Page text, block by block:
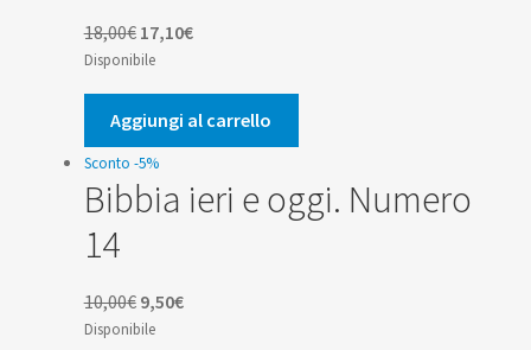
18,00€ Il
prezzo
originale
era:
18,00€.
17,10€Il
attuale
è:
17,10€.
Disponibile
Aggiungi al carrello
Sconto -5%
Bibbia ieri e oggi. Numero
14
10,00€ Il
prezzo
9,50€Il
Disponibile